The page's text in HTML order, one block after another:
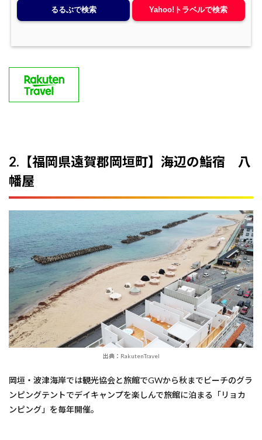
るるぶで検索 Yahoo!トラベルで検索
2.【福岡県遠賀郡岡垣町】海辺の鮨宿 八
幡屋
出典：RakutenTravel
岡垣・波津海岸では観光協会と旅館でGWから秋までビーチのグラ
ンピングテントでデイキャンプを楽しんで旅館に泊まる「リョカ
ンピング」を毎年開催。